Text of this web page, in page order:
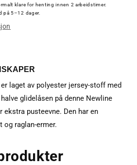
klare for henting innen 2 arbeidstimer.
på 5–12 dager.
er laget av polyester jersey-stoff med
glidelåsen på denne Newline
ekstra pusteevne. Den har en
og raglan-ermer.